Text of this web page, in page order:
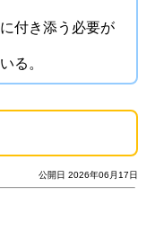
付き添う必要が
る。
公開日 2026年06月17日